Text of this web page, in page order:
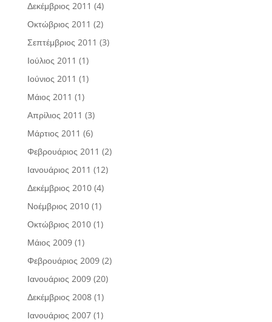
Δεκέμβριος 2011 (4)
Οκτώβριος 2011 (2)
Σεπτέμβριος 2011 (3)
Ιούλιος 2011 (1)
Ιούνιος 2011 (1)
Μάιος 2011 (1)
Απρίλιος 2011 (3)
Μάρτιος 2011 (6)
Φεβρουάριος 2011 (2)
Ιανουάριος 2011 (12)
Δεκέμβριος 2010(4)
Νοέμβριος 2010(1)
Οκτώβριος 2010(1)
Μάιος 2009(1)
Φεβρουάριος 2009(2)
Ιανουάριος 2009(20)
Δεκέμβριος 2008(1)
Ιανουάριος 2007(1)